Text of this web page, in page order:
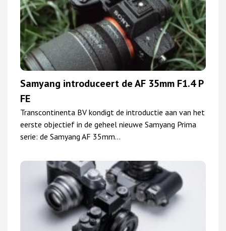
Samyang introduceert de AF 35mm F1.4 P
FE
Transcontinenta BV kondigt de introductie aan van het
eerste objectief in de geheel nieuwe Samyang Prima
serie: de Samyang AF 35mm…